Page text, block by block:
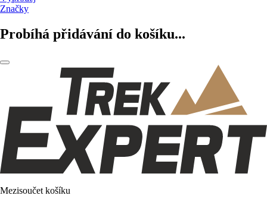
Značky
Probíhá přidávání do košíku...
Mezisoučet košíku